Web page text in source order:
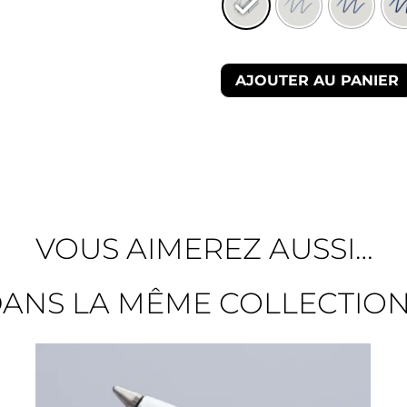
AJOUTER AU PANIER
VOUS AIMEREZ AUSSI…
LA MÊME